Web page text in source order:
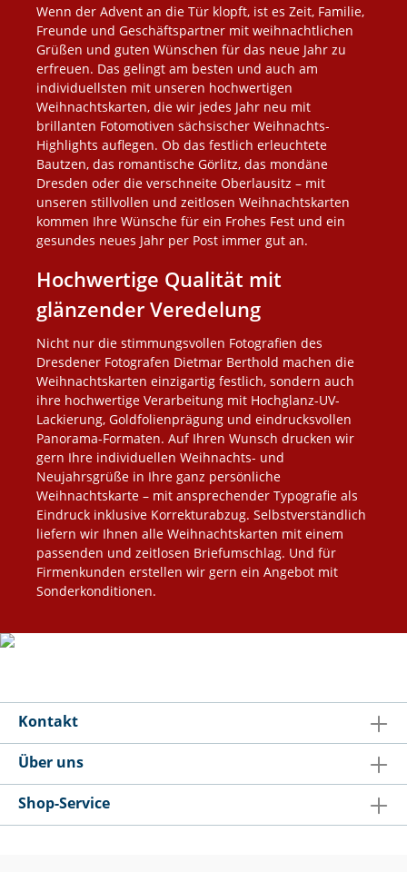
Wenn der Advent an die Tür klopft, ist es Zeit, Familie,
Freunde und Geschäftspartner mit weihnachtlichen
Grüßen und guten Wünschen für das neue Jahr zu
erfreuen. Das gelingt am besten und auch am
individuellsten mit unseren hochwertigen
Weihnachtskarten, die wir jedes Jahr neu mit
brillanten Fotomotiven sächsischer Weihnachts-
Highlights auflegen. Ob das festlich erleuchtete
Bautzen, das romantische Görlitz, das mondäne
Dresden oder die verschneite Oberlausitz – mit
unseren stillvollen und zeitlosen Weihnachtskarten
kommen Ihre Wünsche für ein Frohes Fest und ein
gesundes neues Jahr per Post immer gut an.
Hochwertige Qualität mit
glänzender Veredelung
Nicht nur die stimmungsvollen Fotografien des
Dresdener Fotografen Dietmar Berthold machen die
Weihnachtskarten einzigartig festlich, sondern auch
ihre hochwertige Verarbeitung mit Hochglanz-UV-
Lackierung, Goldfolienprägung und eindrucksvollen
Panorama-Formaten. Auf Ihren Wunsch drucken wir
gern Ihre individuellen Weihnachts- und
Neujahrsgrüße in Ihre ganz persönliche
Weihnachtskarte – mit ansprechender Typografie als
Eindruck inklusive Korrekturabzug. Selbstverständlich
liefern wir Ihnen alle Weihnachtskarten mit einem
passenden und zeitlosen Briefumschlag. Und für
Firmenkunden erstellen wir gern ein Angebot mit
Sonderkonditionen.
Kontakt
Über uns
Shop-Service